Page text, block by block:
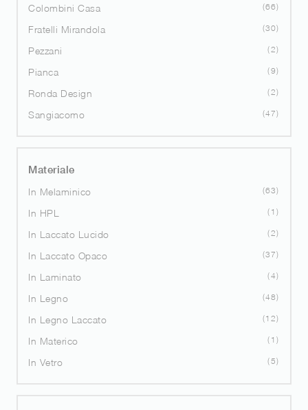
Colombini Casa 66
Fratelli Mirandola 30
Pezzani 2
Pianca 9
Ronda Design 2
Sangiacomo 47
Materiale
In Melaminico
63
In HPL 1
In Laccato Lucido 2
In Laccato Opaco 37
In Laminato 4
In Legno 48
In Legno Laccato 12
In Materico 1
In Vetro 5